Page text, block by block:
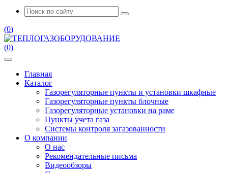
(0)
(0)
Главная
Каталог
Газорегуляторные пункты и установки шкафные
Газорегуляторные пункты блочные
Газорегуляторные установки на раме
Пункты учета газа
Системы контроля загазованности
О компании
О нас
Рекомендательные письма
Видеообзоры